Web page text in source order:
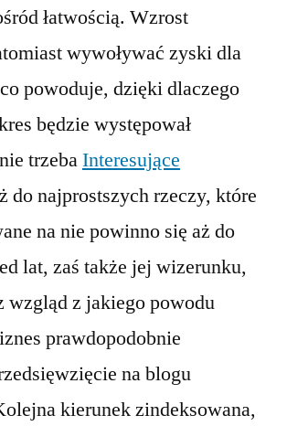
łatwością. Wzrost
wywoływać zyski dla
powoduje, dzięki dlaczego
będzie występował
trzebaInteresujące
do najprostszych rzeczy, które
na nie powinno się aż do
lat, zaś także jej wizerunku,
wzgląd z jakiego powodu
prawdopodobnie
na blogu
kierunek zindeksowana,